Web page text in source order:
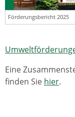
Förderungsbericht 2025
Eine
finden Sie hier.